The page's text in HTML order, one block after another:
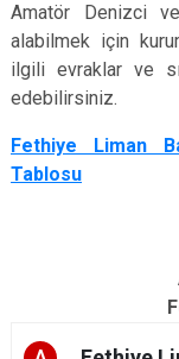
Amatör Denizci
alabilmek için
ilgili evraklar ve
edebilirsiniz.
Fethiye Liman
Tablosu